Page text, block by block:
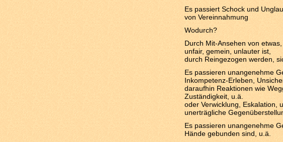
Es passiert Schock und
von Vereinnahmung
Wodurch?
Durch Mit-Ansehen von
unfair, gemein, unlauter ist,
durch Reingezogen werden,
Es passieren unangenehme
Inkompetenz-Erleben,
daraufhin Reaktionen wie
Zuständigkeit, u.ä.
oder Verwicklung, Eskalation,
unerträgliche
Es passieren unangenehme
Hände gebunden sind, u.ä.